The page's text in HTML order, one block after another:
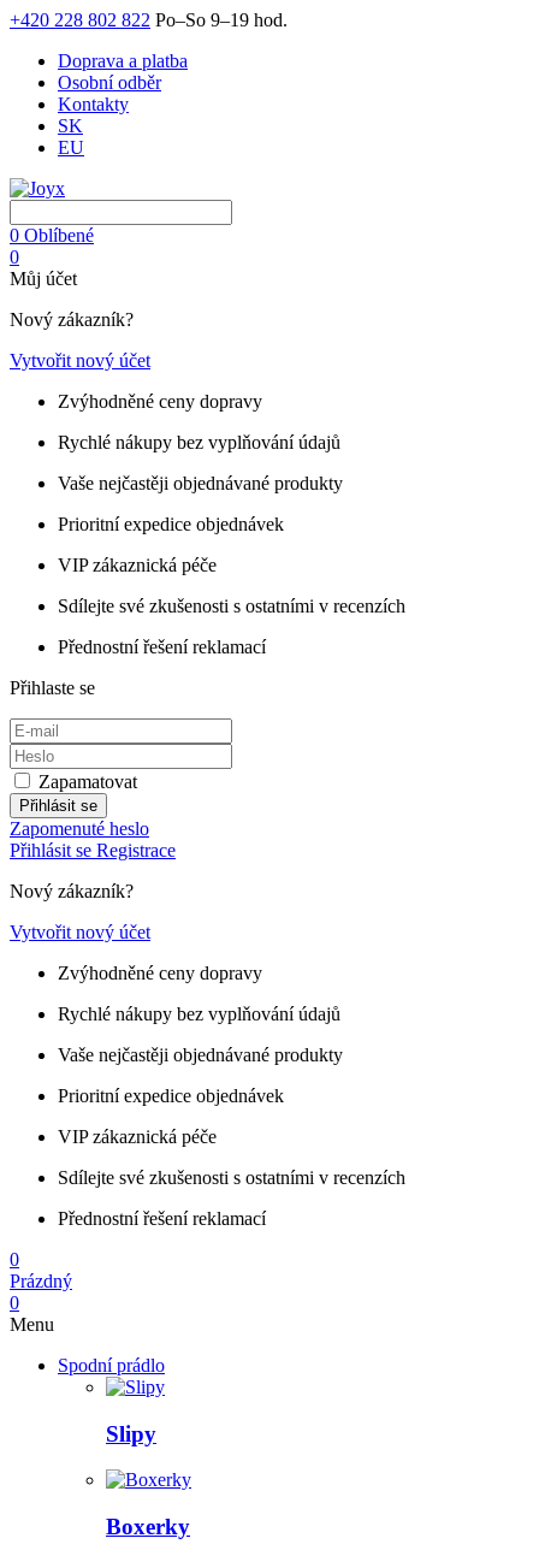
+420 228 802 822 Po–So 9–19 hod.
Doprava a platba
Osobní odběr
Kontakty
SK
EU
0 Oblíbené
0
Můj účet
Nový zákazník?
Vytvořit nový účet
Zvýhodněné ceny dopravy
Rychlé nákupy bez vyplňování údajů
Vaše nejčastěji objednávané produkty
Prioritní expedice objednávek
VIP zákaznická péče
Sdílejte své zkušenosti s ostatními v recenzích
Přednostní řešení reklamací
Přihlaste se
Zapamatovat
Přihlásit se
Zapomenuté heslo
Přihlásit se Registrace
Nový zákazník?
Vytvořit nový účet
Zvýhodněné ceny dopravy
Rychlé nákupy bez vyplňování údajů
Vaše nejčastěji objednávané produkty
Prioritní expedice objednávek
VIP zákaznická péče
Sdílejte své zkušenosti s ostatními v recenzích
Přednostní řešení reklamací
0
Prázdný
0
Menu
Spodní prádlo
Slipy
Boxerky